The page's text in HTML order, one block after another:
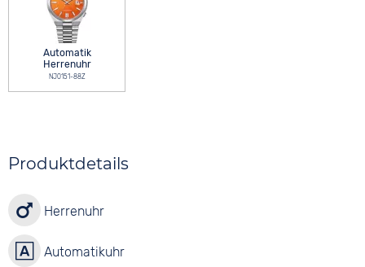
Automatik
Herrenuhr
NJ0151-88Z
Produktdetails
Herrenuhr
Automatikuhr